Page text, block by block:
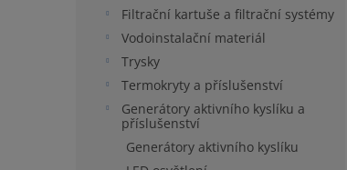
Filtrační kartuše a filtrační systémy
Vodoinstalační materiál
Trysky
Termokryty a příslušenství
Generátory aktivního kyslíku a
příslušenství
Generátory aktivního kyslíku